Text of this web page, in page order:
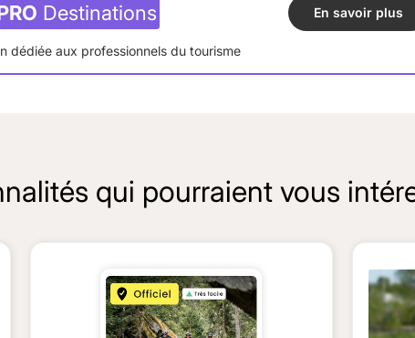
Destinations
dédiée aux professionnels du tourisme
En savoir plus
qui pourraient vous